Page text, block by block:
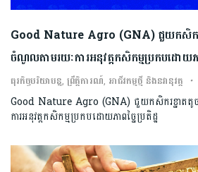
Good Nature Agro (GNA) ជួយកសិករខ្
ចំណូលតាមរយៈការអនុវត្តកសិកម្មប្រកបដោយភា
ធុរកិច្ចបរិយាបន្ន, ព្រឹត្តិការណ៍, អាជីវកម្មថ្មី និងនវានុវត្ត
Good Nature Agro (GNA) ជួយកសិករខ្នាតតូ
ការអនុវត្តកសិកម្មប្រកបដោយភាពច្នៃប្រតិដ្ឋ